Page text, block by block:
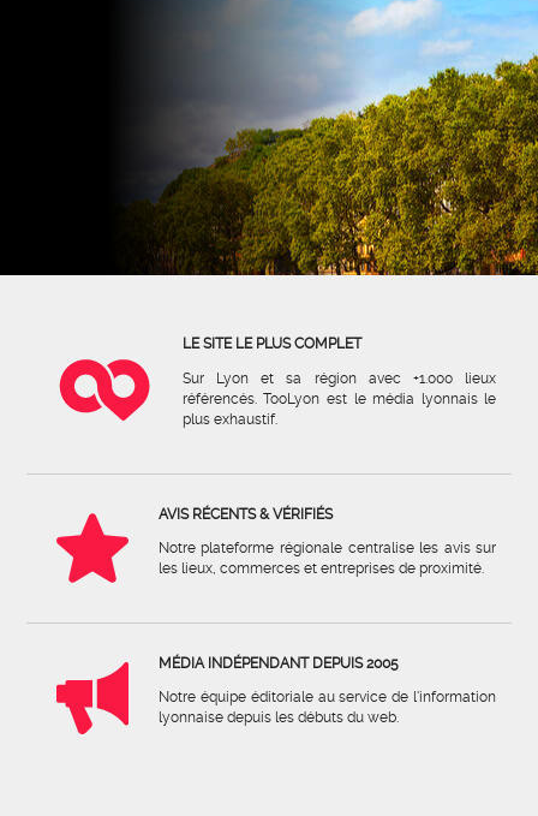
LE SITE LE PLUS COMPLET
Sur Lyon et sa région avec +1.000 lieux
référencés. TooLyon est le média lyonnais le
plus exhaustif.
AVIS RÉCENTS & VÉRIFIÉS
Notre plateforme régionale centralise les avis sur
les lieux, commerces et entreprises de proximité.
MÉDIA INDÉPENDANT DEPUIS 2005
Notre équipe éditoriale au service de l'information
lyonnaise depuis les débuts du web.